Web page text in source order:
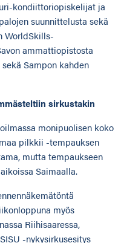
kondiittoriopiskelijat ja
suunnittelusta sekä
WorldSkills-
ammattiopistosta
Sampon kahden
sirkustakin
monipuolisen koko
pilkkii -tempauksen
mutta tempaukseen
Saimaalla.
myös
Riihisaaressa,
-nykysirkusesitys